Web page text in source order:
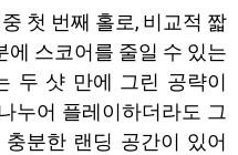
첫 번째 홀로, 비교적 짧
에 스코어를 줄일 수 있는
두 샷 만에 그린 공략이
누어 플레이하더라도 그
분한 랜딩 공간이 있어